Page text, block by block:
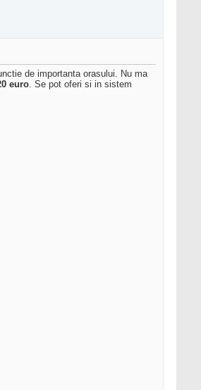
de importanta orasului. Nu ma
euro. Se pot oferi si in sistem